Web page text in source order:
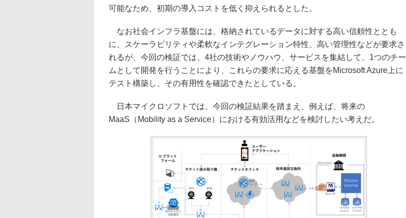
可能なため、初期の導入コストを低く抑えられるとした。
なお社会インフラ基盤には、格納されているデータに対する高い信頼性ととも
に、スケーラビリティや柔軟なインテグレーション特性、高い管理性などが要求さ
れるが、今回の検証では、4社の技術やノウハウ、サービスを集結して、1つのチー
ムとして開発を行うことにより、これらの要求に応える基盤をMicrosoft Azure上に
テスト構築し、その有用性を確認できたとしている。
日本マイクロソフトでは、今回の検証結果を踏まえ、例えば、将来の
MaaS（Mobility as a Service）における有効活用などを検討したい考えだ。